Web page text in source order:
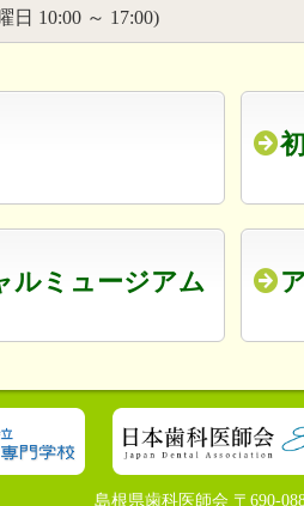
日 10:00 ～ 17:00)
ルミュージアム
島根県歯科医師会 〒690-